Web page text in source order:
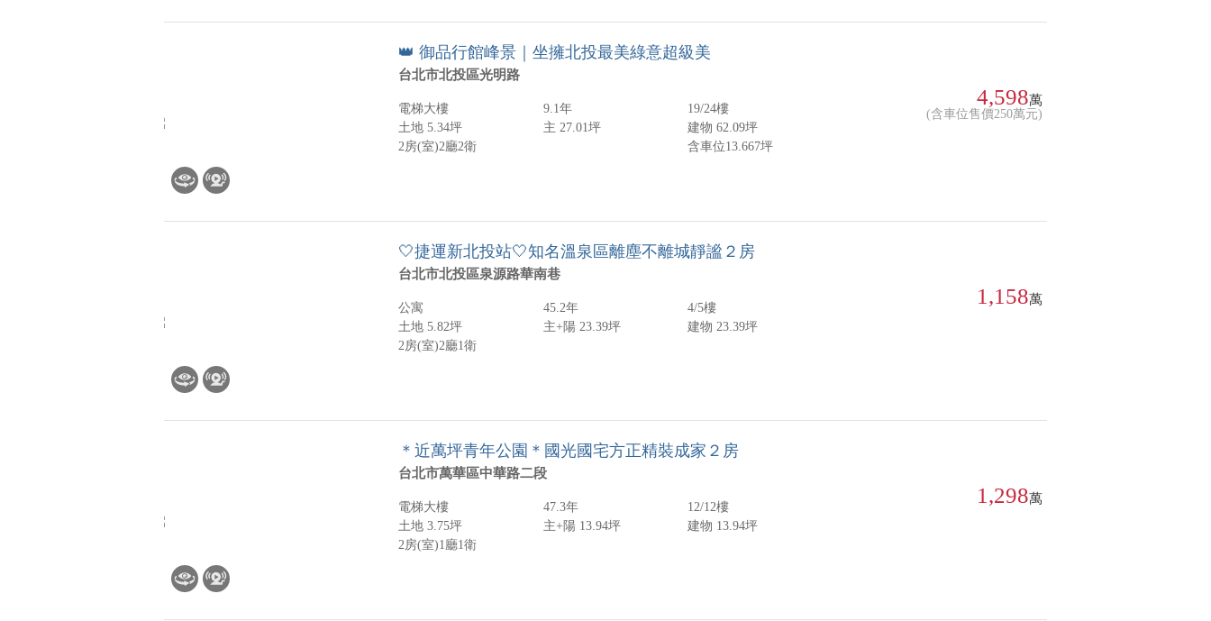
👑 御品行館峰景｜坐擁北投最美綠意超級美
台北市北投區光明路
電梯大樓 9.1年
19/24樓
土地 5.34坪
主 27.01坪
建物 62.09坪
2房(室)2廳2衛 含車位13.667坪
4,598萬
(含車位售價250萬元)
🤍捷運新北投站🤍知名溫泉區離塵不離城靜謐２房
台北市北投區泉源路華南巷
公寓 45.2年
4/5樓
土地 5.82坪
主+陽 23.39坪
建物 23.39坪
2房(室)2廳1衛
1,158萬
＊近萬坪青年公園＊國光國宅方正精裝成家２房
台北市萬華區中華路二段
電梯大樓 47.3年
12/12樓
土地 3.75坪
主+陽 13.94坪
建物 13.94坪
2房(室)1廳1衛
1,298萬